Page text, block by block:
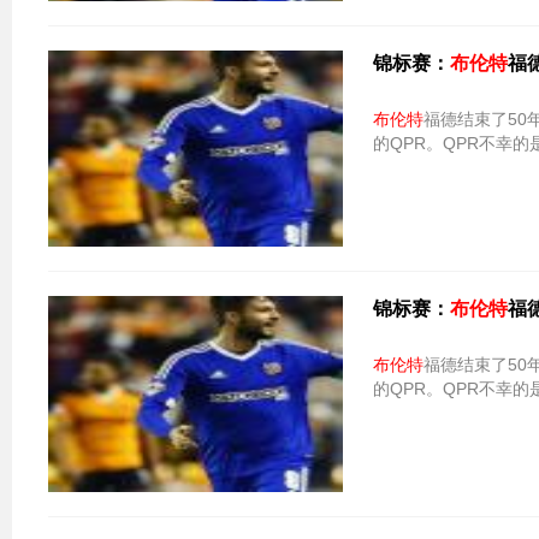
锦标赛： 布伦特福
布伦特福德结束了50
的QPR。QPR不幸的
锦标赛： 布伦特福
布伦特福德结束了50
的QPR。QPR不幸的